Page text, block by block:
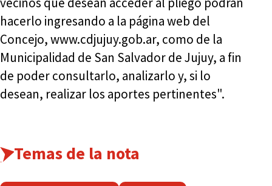
hacerlo ingresando a la página web del
Concejo, www.cdjujuy.gob.ar, como de la
Municipalidad de San Salvador de Jujuy, a fin
de poder consultarlo, analizarlo y, si lo
desean, realizar los aportes pertinentes".
Temas de la nota